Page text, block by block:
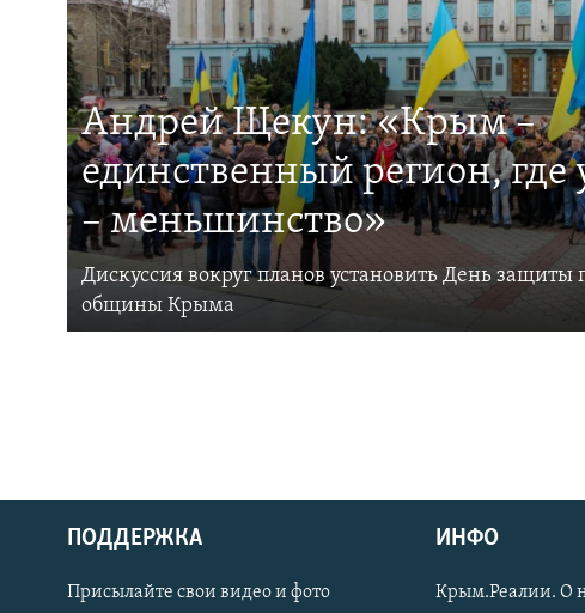
Українською
Андрей Щекун: «Крым –
единственный регион,
– меньшинство»
Дискуссия вокруг планов установить День защиты
общины Крыма
ПОДДЕРЖКА
Присылайте свои видео и фото
ИНФО
Крым.Реалии. О